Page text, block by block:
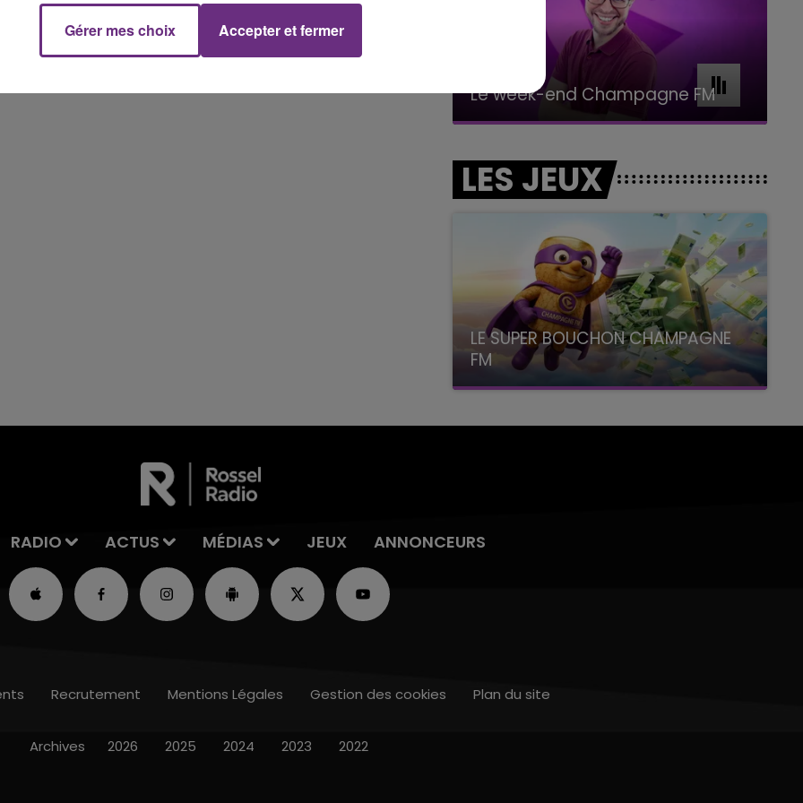
BEST OF Le week-end Champagne FM
LES JEUX
LE SUPER BOUCHON CHAMPAGNE
FM
avec La Famille Champagne FM, à 8H10
RADIO ACTUS MÉDIAS JEUX ANNONCEURS
Recrutement Mentions Légales Gestion des cookies Plan du site
Archives 2026 2025 2024 2023 2022
Gérer mes choix Accepter et fermer